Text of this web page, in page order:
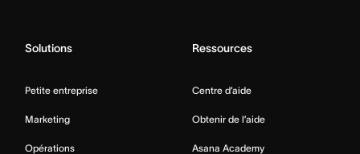
Solutions
Petite entreprise
Marketing
Opérations
Ressources
Centre d’aide
Obtenir de l’aide
Asana Academy